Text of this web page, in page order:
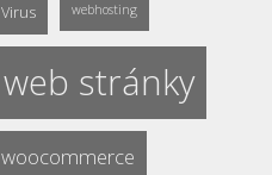
Virus webhosting
web stránky
woocommerce